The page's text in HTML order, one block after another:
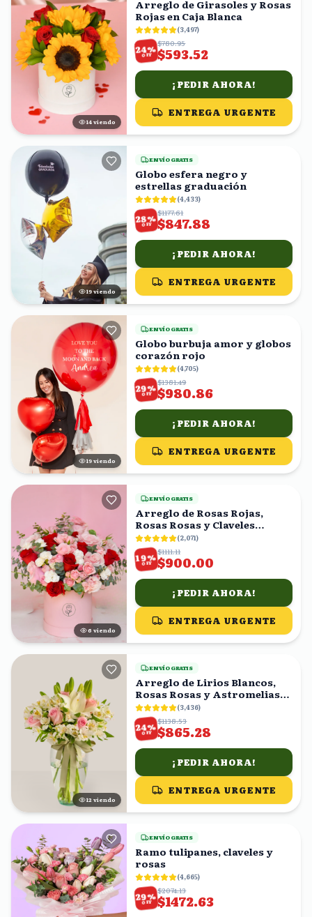
14 viendo
Arreglo de Girasoles y Rosas
Rojas en Caja Blanca
(3,497)
24%
OFF
$780.95
$593.52
¡PEDIR AHORA!
ENTREGA URGENTE
19 viendo
ENVÍO GRATIS
Globo esfera negro y
estrellas graduación
(4,433)
28%
OFF
$1177.61
$847.88
¡PEDIR AHORA!
ENTREGA URGENTE
19 viendo
ENVÍO GRATIS
Globo burbuja amor y globos
corazón rojo
(4,705)
29%
OFF
$1381.49
$980.86
¡PEDIR AHORA!
ENTREGA URGENTE
6 viendo
ENVÍO GRATIS
Arreglo de Rosas Rojas,
Rosas Rosas y Claveles
Blancos en Caja Rosa
(2,071)
19%
OFF
$1111.11
$900.00
¡PEDIR AHORA!
ENTREGA URGENTE
11 viendo
ENVÍO GRATIS
Arreglo de Lirios Blancos,
Rosas Rosas y Astromelias
en Florero
(3,436)
24%
OFF
$1138.53
$865.28
¡PEDIR AHORA!
ENTREGA URGENTE
ENVÍO GRATIS
Ramo tulipanes, claveles y
rosas
(4,665)
29%
OFF
$2074.13
$1472.63